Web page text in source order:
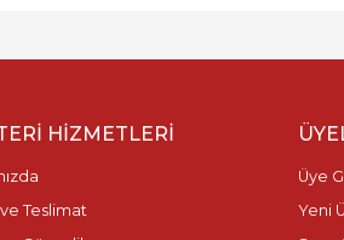
HIZMETLERI
Teslimat
Üye
Yeni